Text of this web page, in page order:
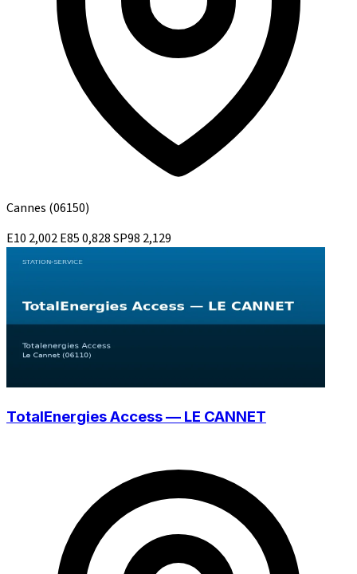
Cannes (06150)
E10 2,002E850,828SP98 2,129
TotalEnergies Access — LE CANNET